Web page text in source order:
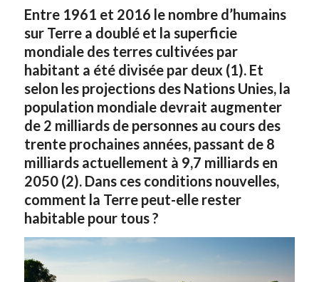
Entre 1961 et 2016 le nombre d’humains
sur Terre a doublé et la superficie
mondiale des terres cultivées par
habitant a été divisée par deux (1). Et
selon les projections des Nations Unies, la
population mondiale devrait augmenter
de 2 milliards de personnes au cours des
trente prochaines années, passant de 8
milliards actuellement à 9,7 milliards en
2050 (2). Dans ces conditions nouvelles,
comment la Terre peut-elle rester
habitable pour tous ?